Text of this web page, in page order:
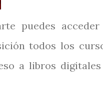
puedes
todos los
a libros